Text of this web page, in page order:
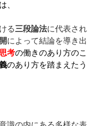
、
る三段論法に代表され
によって結論を導き出
考の働きのあり方のこ
のあり方を踏まえたう